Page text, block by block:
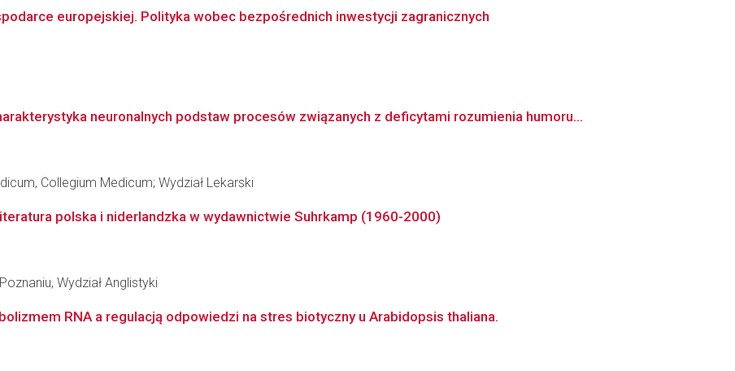
europejskiej. Polityka wobec bezpośrednich inwestycji zagranicznych
neuronalnych podstaw procesów związanych z deficytami rozumienia humoru...
Collegium Medicum; Wydział Lekarski
polska i niderlandzka w wydawnictwie Suhrkamp (1960-2000)
Wydział Anglistyki
RNA a regulacją odpowiedzi na stres biotyczny u Arabidopsis thaliana.